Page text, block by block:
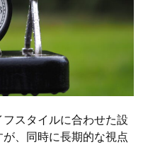
スタイルに合わせた設
、同時に長期的な視点